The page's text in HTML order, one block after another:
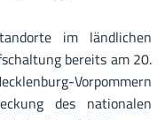
im ländlichen
bereits am 20.
Vorpommern
des nationalen